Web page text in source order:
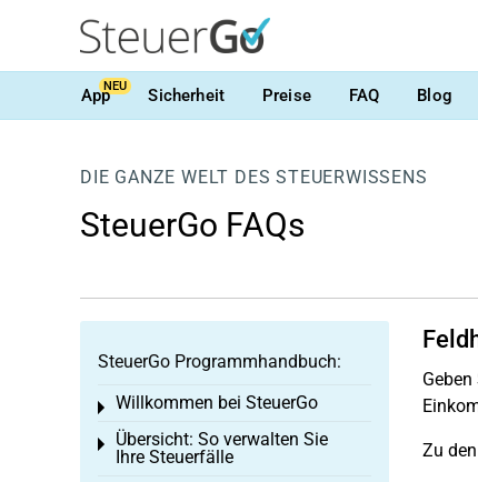
AppNEU Sicherheit Preise FAQ Blog
DIE GANZE WELT DES STEUERWISSENS
SteuerGo FAQs
Geben
Zu
SteuerGo Programmhandbuch:
Willkommen bei SteuerGo
Toggle menu
Übersicht: So verwalten Sie
Ihre Steuerfälle
Toggle menu